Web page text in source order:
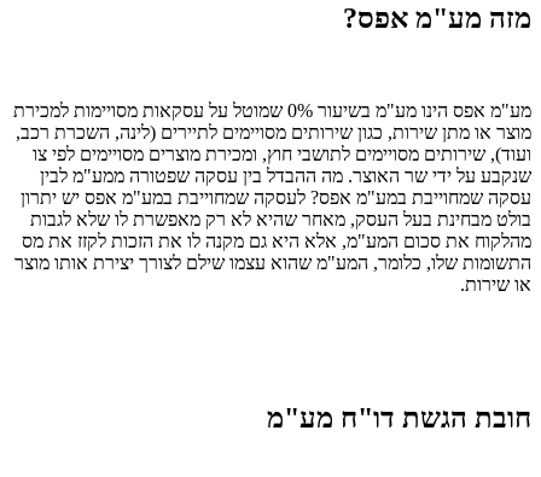
מזה מע"מ אפס?
מע"מ אפס הינו מע"מ בשיעור 0% שמוטל על עסקאות מסויימות למכירת
מוצר או מתן שירות, כגון שירותים מסויימים לתיירים (לינה, השכרת רכב,
ועוד), שירותים מסויימים לתושבי חוץ, ומכירת מוצרים מסויימים לפי צו
שנקבע על ידי שר האוצר. מה ההבדל בין עסקה שפטורה ממע"מ לבין
עסקה שמחוייבת במע"מ אפס? לעסקה שמחוייבת במע"מ אפס יש יתרון
בולט מבחינת בעל העסק, מאחר שהיא לא רק מאפשרת לו שלא לגבות
מהלקוח את סכום המע"מ, אלא היא גם מקנה לו את הזכות לקזז את מס
התשומות שלו, כלומר, המע"מ שהוא עצמו שילם לצורך יצירת אותו מוצר
או שירות.
חובת הגשת דו"ח מע"מ